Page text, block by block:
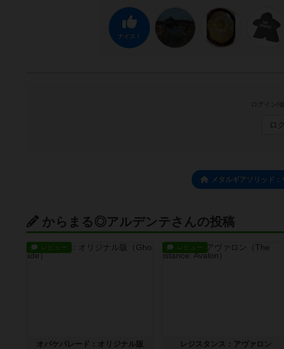
ナイス！
ログイン/
ロ
メタルギアソリッド
からまる◎アルデンテさんの投稿
レビュー
オバケパレード：オリジナル版
レビュー
レジスタンス：アヴァロン